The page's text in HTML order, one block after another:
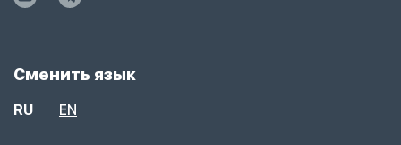
Сменить язык
RU EN